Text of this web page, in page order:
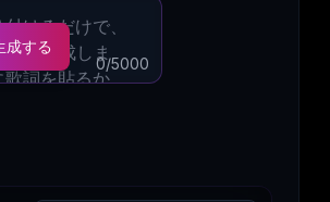
0/5000
成する